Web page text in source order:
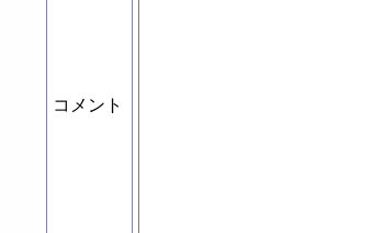
コメント